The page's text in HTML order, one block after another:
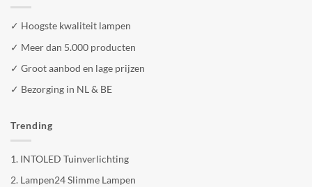
✓ Hoogste kwaliteit lampen
✓ Meer dan 5.000 producten
✓ Groot aanbod en lage prijzen
✓ Bezorging in NL & BE
Trending
1. INTOLED Tuinverlichting
2. Lampen24 Slimme Lampen